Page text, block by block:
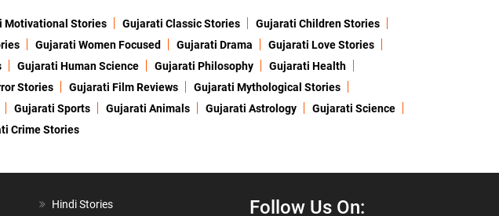
Motivational Stories Gujarati Classic Stories
Gujarati Children Stories
Gujarati Women Focused Gujarati Drama
Gujarati Love Stories
Gujarati Human Science Gujarati Philosophy
Gujarati Health
Stories Gujarati Film Reviews
Gujarati Mythological Stories
Gujarati Sports Gujarati Animals Gujarati Astrology
Gujarati Science
Crime Stories
Hindi Stories
Follow Us On: